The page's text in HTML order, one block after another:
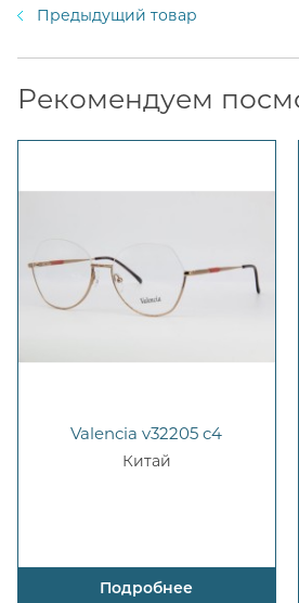
Предыдущий товар
Рекомендуем
Valencia v32205 c4
Китай
Подробнее